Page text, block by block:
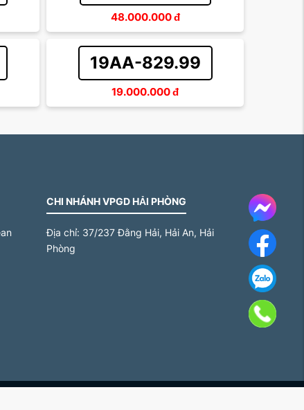
48.000.000đ
19AA-829.99
19.000.000đ
CHI NHÁNH VPGD HẢI PHÒNG
Địa chỉ: 37/237 Đằng Hải, Hải An, Hải
Phòng